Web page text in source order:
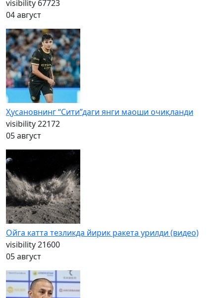
visibility 67723
04 август
Ҳусановнинг “Сити”даги янги маоши очиқланди
visibility22172
05 август
Ойга катта тезликда йирик ракета урилди (видео)
visibility21600
05 август